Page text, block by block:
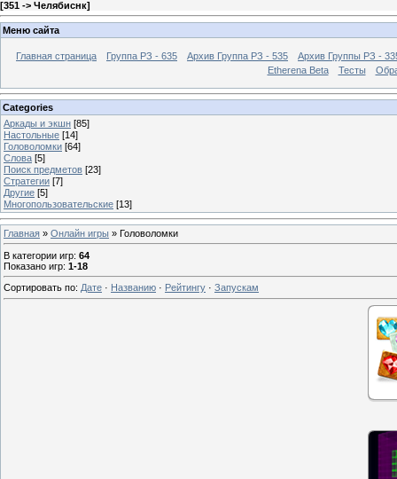
[351 -> Челябиснк]
Меню сайта
Главная страница Группа РЗ - 635 Архив Группа РЗ - 535
Архив Группы РЗ -
Etherena Beta
Тесты
Categories
Аркады и экшн [85]
Настольные [14]
Головоломки [64]
Слова [5]
Поиск предметов [23]
Стратегии [7]
Другие [5]
Многопользовательские [13]
Главная » Онлайн игры » Головоломки
В категории игр: 64
Показано игр: 1-18
Сортировать по: Дате · Названию · Рейтингу · Запускам